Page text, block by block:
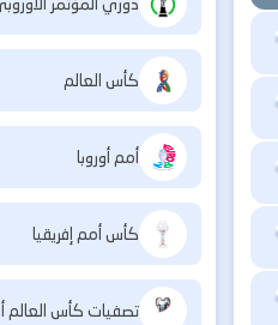
كأس العالم
أمم أوروبا
كأس أمم إفريقيا
تصفيات كأس العالم